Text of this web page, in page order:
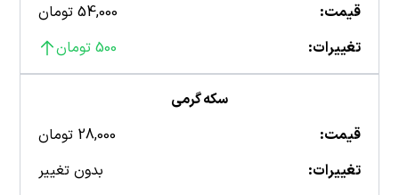
قیمت:
54,000 تومان
تغییرات:
500 تومان
سکه گرمی
قیمت:
28,000 تومان
تغییرات:
بدون تغییر